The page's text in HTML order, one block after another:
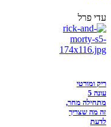
עדי פרל
ריק ומורטי
עונה 5
מתחילה מחר,
זה מה שצריך
לדעת